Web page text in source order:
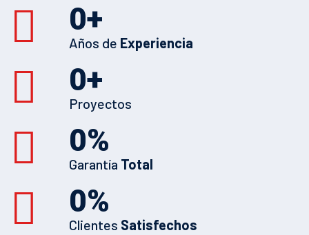
0+
Años de Experiencia
0+
Proyectos
0%
Garantía Total
0%
Clientes Satisfechos